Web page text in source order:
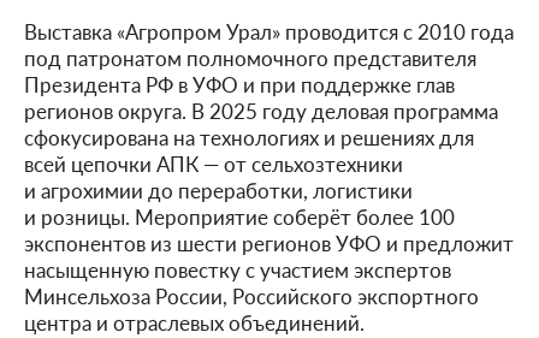
Выставка «Агропром Урал» проводится с 2010 года
под патронатом полномочного представителя
Президента РФ в УФО и при поддержке глав
регионов округа. В 2025 году деловая программа
сфокусирована на технологиях и решениях для
всей цепочки АПК — от сельхозтехники
и агрохимии до переработки, логистики
и розницы. Мероприятие соберёт более 100
экспонентов из шести регионов УФО и предложит
насыщенную повестку с участием экспертов
Минсельхоза России, Российского экспортного
центра и отраслевых объединений.